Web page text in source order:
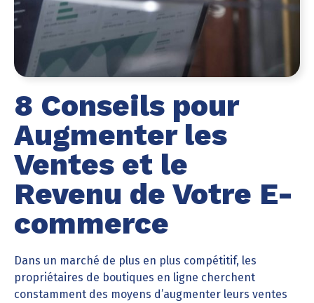
8 Conseils pour
Augmenter les
Ventes et le
Revenu de Votre E-
commerce
Dans un marché de plus en plus compétitif, les
propriétaires de boutiques en ligne cherchent
constamment des moyens d’augmenter leurs ventes